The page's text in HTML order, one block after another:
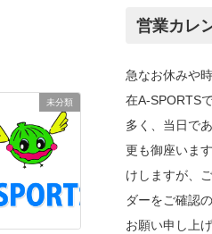
未分類
営業カレ
急なお休みや
在A-SPORTS
多く、当日で
更も御座いま
けしますが、
ダーをご確認
お願い申し上げ